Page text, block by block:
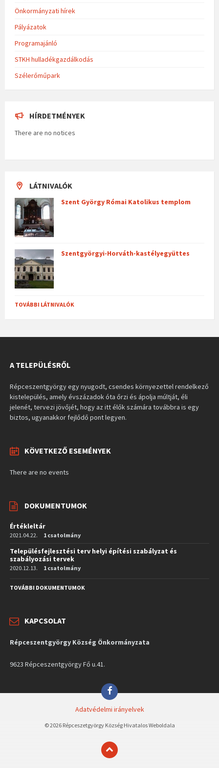
Önkormányzati hírek
Pályázatok
Programajánló
STKH hulladékgazdálkodás
Szélerőműpark
HÍRDETMÉNYEK
There are no notices
LÁTNIVALÓK
Szent György Római Katolikus templom
Szentgyörgyi-Horváth-kastélyegyüttes
TOVÁBBI LÁTNIVALÓK
A TELEPÜLÉSRŐL
Répceszentgyörgy egy nyugodt, csendes környezettel rendelkező
kistelepülés, amely évszázadok óta őrzi és ápolja múltját, éli
jelenét, tervezi jövőjét, hogy az itt élők számára továbbra is egy
biztos, ugyanakkor fejlődő pont legyen.
KÖVETKEZŐ ESEMÉNYEK
There are no events
DOKUMENTUMOK
Értékleltár
2021.04.22. 1 csatolmány
Településfejlesztési terv helyi építési szabályzat és
szabályozási tervek
2020.12.13. 1 csatolmány
TOVÁBBI DOKUMENTUMOK
KAPCSOLAT
Répceszentgyörgy Község Önkormányzata
9623 Répceszentgyörgy Fő u.41.
Facebook
Adatvédelmi irányelvek
© 2026 Répceszetgyörgy Község Hivatalos Weboldala